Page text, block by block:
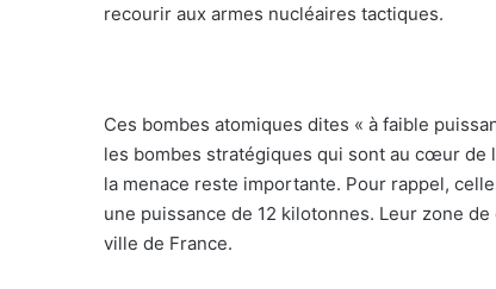
recourir aux armes nucléaires tactiques.
Ces bombes atomiques dites « à faible
les bombes stratégiques qui sont au cœur de
la menace reste importante. Pour rappel,
une puissance de 12 kilotonnes. Leur zone
ville de France.